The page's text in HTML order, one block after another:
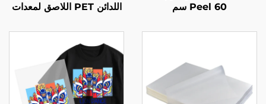
Peel 60 سم
اللدائن PET اللاصق لمعدات
الملابس